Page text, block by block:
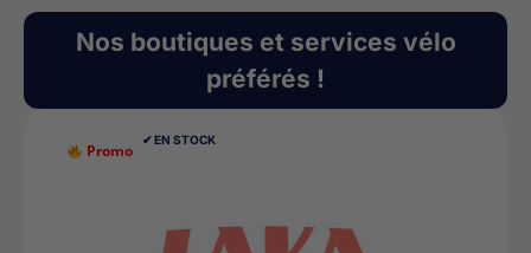
Nos boutiques et services vélo
préférés !
Promo
✔︎ EN STOCK